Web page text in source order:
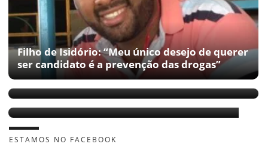
Filho de Isidório: “Meu único desejo de querer
ser candidato é a prevenção das drogas”
Filho de Isidório transfere título para
Salvador
Isidório lançará 02 a vereador de Salvador
ESTAMOS NO FACEBOOK